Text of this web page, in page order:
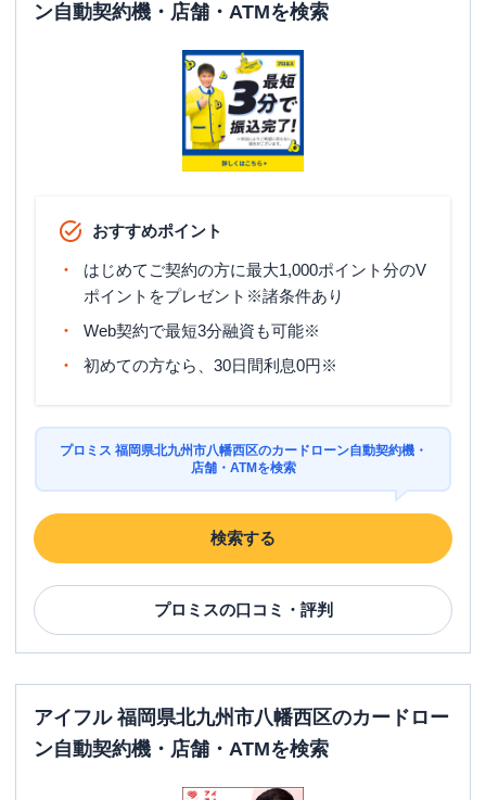
ン自動契約機・店舗・ATMを検索
おすすめポイント
はじめてご契約の方に最大1,000ポイント分のV
ポイントをプレゼント※諸条件あり
Web契約で最短3分融資も可能※
初めての方なら、30日間利息0円※
プロミス 福岡県北九州市八幡西区のカードローン自動契約機・
店舗・ATMを検索
検索する
プロミスの口コミ・評判
アイフル 福岡県北九州市八幡西区のカードロー
ン自動契約機・店舗・ATMを検索